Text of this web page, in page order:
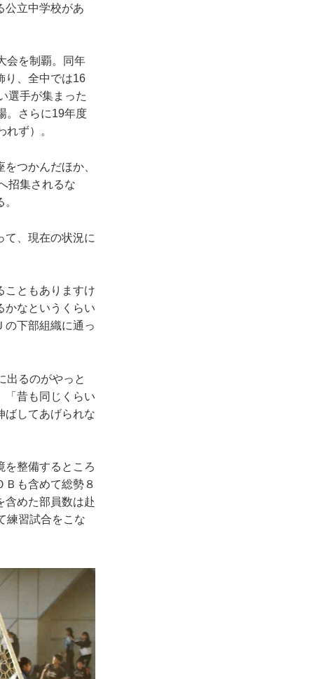
公立中学校があ
会を制覇。同年
り、全中では16
選手が集まった
。さらに19年度
ず）。
つかんだほか、
招集されるな
、現在の状況に
こともありますけ
かなというくらい
の下部組織に通っ
出るのがやっと
「昔も同じくらい
ばしてあげられな
整備するところ
も含めて総勢８
含めた部員数は赴
練習試合をこな